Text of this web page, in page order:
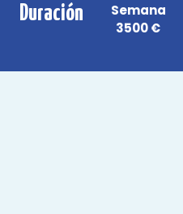
Duración
Semana
3500 €